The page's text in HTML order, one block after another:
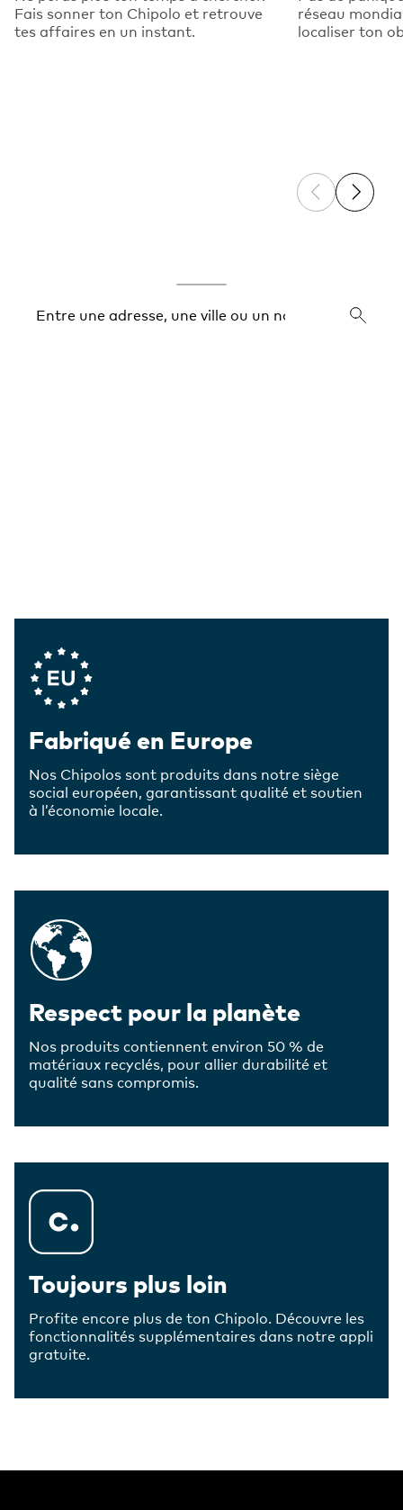
Fais sonner ton Chipolo et retrouve
tes affaires en un instant.
réseau
localiser ton
Previous
Next
Expand list
Company Values
Fabriqué en Europe
Nos Chipolos sont produits dans notre siège
social européen, garantissant qualité et soutien
à l’économie locale.
Respect pour la planète
Nos produits contiennent environ 50 % de
matériaux recyclés, pour allier durabilité et
qualité sans compromis.
Toujours plus loin
Profite encore plus de ton Chipolo. Découvre les
fonctionnalités supplémentaires dans notre appli
gratuite.